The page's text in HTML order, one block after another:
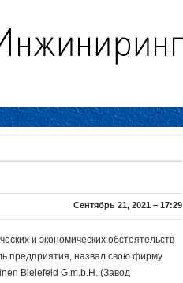
Сентябрь 21, 2021 – 17:29
и экономических обстоятельств
предприятия, назвал свою фирму
Bielefeld G.m.b.H. (Завод